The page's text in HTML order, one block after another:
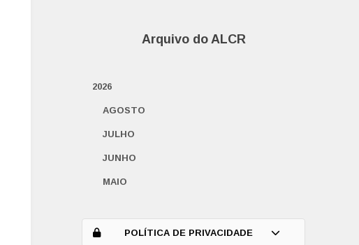
Arquivo do ALCR
2026
AGOSTO
JULHO
JUNHO
MAIO
MARÇOPOLÍTICA DE PRIVACIDADE